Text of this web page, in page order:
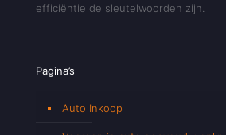
efficiëntie de sleutelwoorden zijn.
Pagina’s
Auto Inkoop